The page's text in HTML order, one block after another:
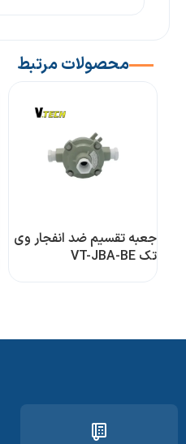
محصولات مرتبط
جعبه تقسیم ضد انفجار وی
تک VT-JBA-BE